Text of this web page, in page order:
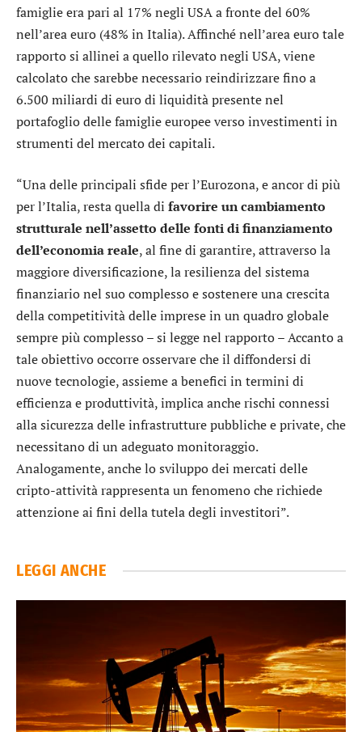
famiglie era pari al 17% negli USA a fronte del 60%
nell’area euro (48% in Italia). Affinché nell’area euro tale
rapporto si allinei a quello rilevato negli USA, viene
calcolato che sarebbe necessario reindirizzare fino a
6.500 miliardi di euro di liquidità presente nel
portafoglio delle famiglie europee verso investimenti in
strumenti del mercato dei capitali.
“Una delle principali sfide per l’Eurozona, e ancor di più
per l’Italia, resta quella di favorire un cambiamento
strutturale nell’assetto delle fonti di finanziamento
dell’economia reale, al fine di garantire, attraverso la
maggiore diversificazione, la resilienza del sistema
finanziario nel suo complesso e sostenere una crescita
della competitività delle imprese in un quadro globale
sempre più complesso – si legge nel rapporto – Accanto a
tale obiettivo occorre osservare che il diffondersi di
nuove tecnologie, assieme a benefici in termini di
efficienza e produttività, implica anche rischi connessi
alla sicurezza delle infrastrutture pubbliche e private, che
necessitano di un adeguato monitoraggio.
Analogamente, anche lo sviluppo dei mercati delle
cripto-attività rappresenta un fenomeno che richiede
attenzione ai fini della tutela degli investitori”.
LEGGI ANCHE